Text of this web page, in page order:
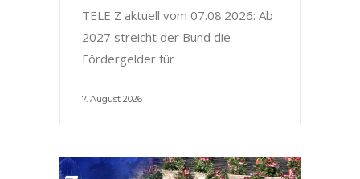
TELE Z aktuell vom 07.08.2026: Ab
2027 streicht der Bund die
Fördergelder für
7. August 2026